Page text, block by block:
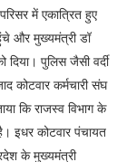
में एकात्रित हुए
और मुख्यमंत्री डॉ
दिया। पुलिस जैसी वर्दी
कोटवार कर्मचारी संघ
कि राजस्व विभाग के
इधर कोटवार पंचायत
के मुख्यमंत्री